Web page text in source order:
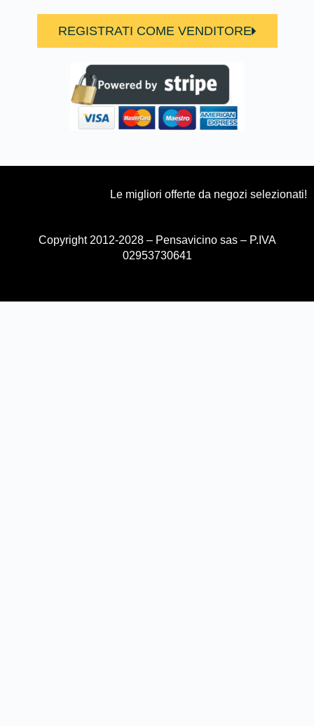
REGISTRATI COME VENDITORE
Copyright 2012-2028 – Pensavicino sas – P.IVA
02953730641
Le migliori offerte da negozi selezionati!